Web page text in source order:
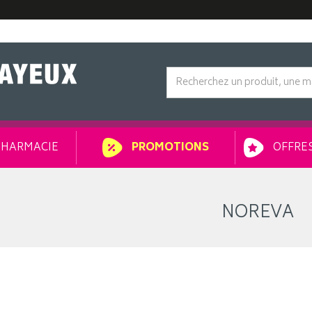
PROMOTIONS
NOREVA